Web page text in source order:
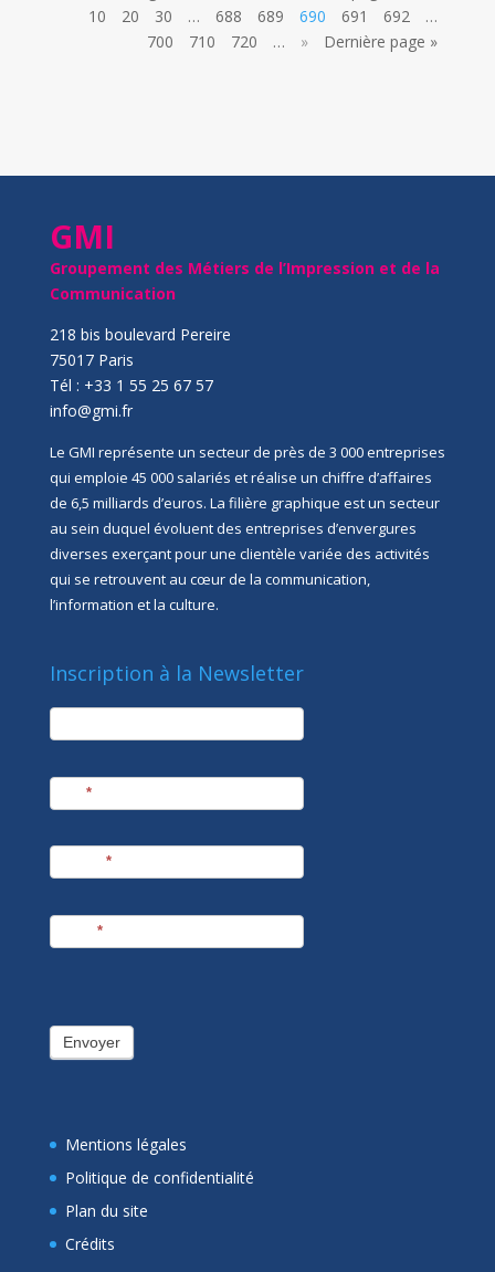
10
20 30 … 688 689 690 691 692
…
700
710 720 … » Dernière page »
GMI
Groupement des Métiers de l’Impression et de la
Communication
218 bis boulevard Pereire
75017 Paris
Tél : +33 1 55 25 67 57
info@gmi.fr
Le GMI représente un secteur de près de 3 000 entreprises
qui emploie 45 000 salariés et réalise un chiffre d’affaires
de 6,5 milliards d’euros. La filière graphique est un secteur
au sein duquel évoluent des entreprises d’envergures
diverses exerçant pour une clientèle variée des activités
qui se retrouvent au cœur de la communication,
l’information et la culture.
Inscription à la Newsletter
newsletter
*
*
*
Envoyer
Mentions légales
Politique de confidentialité
Plan du site
Crédits